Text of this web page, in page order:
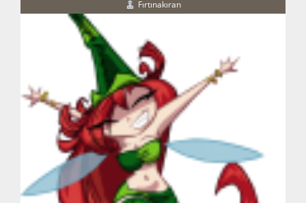
Fırtınakıran